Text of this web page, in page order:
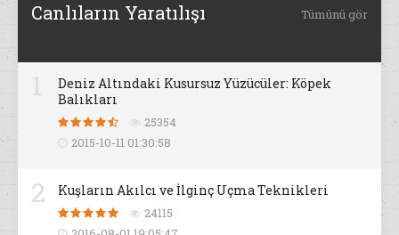
Canlıların Yaratılışı Tümünü gör
Deniz Altındaki Kusursuz Yüzücüler: Köpek
Balıkları
25354
2015-10-11 01:30:58
2 Kuşların Akılcı ve İlginç Uçma Teknikleri
24115